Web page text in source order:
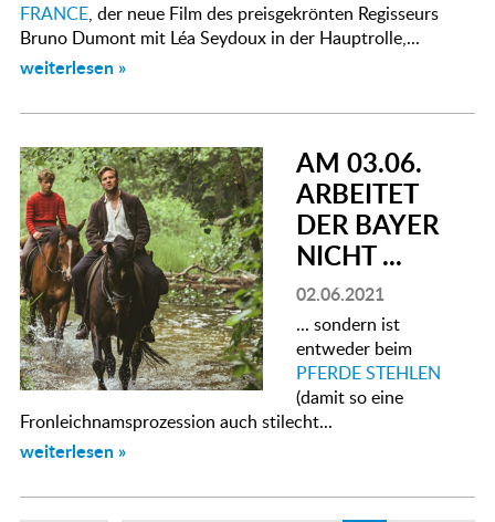
FRANCE, der neue Film des preisgekrönten Regisseurs
Bruno Dumont mit Léa Seydoux in der Hauptrolle,...
weiterlesen »
AM 03.06.
ARBEITET
DER BAYER
NICHT ...
02.06.2021
... sondern ist
entweder beim
PFERDE STEHLEN
(damit so eine
Fronleichnamsprozession auch stilecht...
weiterlesen »